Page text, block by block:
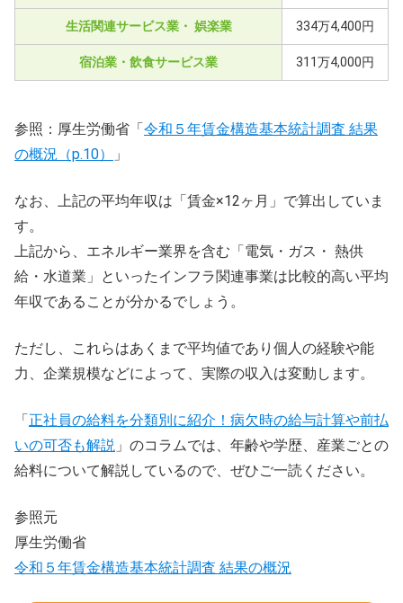
生活関連サービス業・ 娯楽業 334万4,400円
宿泊業・飲食サービス業 311万4,000円
参照：厚生労働省「 令和５年賃金構造基本統計調査 結果
の概況（p.10）
」
なお、上記の平均年収は「賃金×12ヶ月」で算出していま
す。
上記から、エネルギー業界を含む「電気・ガス・ 熱供
給・水道業」といったインフラ関連事業は比較的高い平均
年収であることが分かるでしょう。
ただし、これらはあくまで平均値であり個人の経験や能
力、企業規模などによって、実際の収入は変動します。
「 正社員の給料を分類別に紹介！病欠時の給与計算や前払
いの可否も解説 」のコラムでは、年齢や学歴、産業ごとの
給料について解説しているので、ぜひご一読ください。
参照元
厚生労働省
令和５年賃金構造基本統計調査 結果の概況